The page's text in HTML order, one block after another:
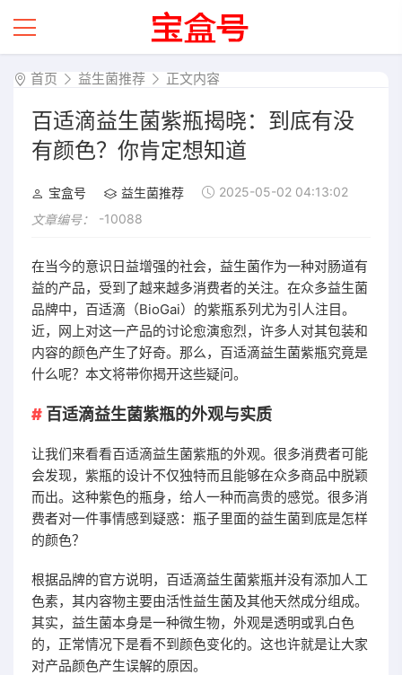
首页 益生菌推荐 正文内容
百适滴益生菌紫瓶揭晓：到底有没
有颜色？你肯定想知道
宝盒号 益生菌推荐
2025-05-02 04:13:02
文章编号：
-10088
在当今的意识日益增强的社会，益生菌作为一种对肠道有
益的产品，受到了越来越多消费者的关注。在众多益生菌
品牌中，百适滴（BioGai）的紫瓶系列尤为引人注目。
近，网上对这一产品的讨论愈演愈烈，许多人对其包装和
内容的颜色产生了好奇。那么，百适滴益生菌紫瓶究竟是
什么呢？本文将带你揭开这些疑问。
百适滴益生菌紫瓶的外观与实质
让我们来看看百适滴益生菌紫瓶的外观。很多消费者可能
会发现，紫瓶的设计不仅独特而且能够在众多商品中脱颖
而出。这种紫色的瓶身，给人一种而高贵的感觉。很多消
费者对一件事情感到疑惑：瓶子里面的益生菌到底是怎样
的颜色？
根据品牌的官方说明，百适滴益生菌紫瓶并没有添加人工
色素，其内容物主要由活性益生菌及其他天然成分组成。
其实，益生菌本身是一种微生物，外观是透明或乳白色
的，正常情况下是看不到颜色变化的。这也许就是让大家
对产品颜色产生误解的原因。